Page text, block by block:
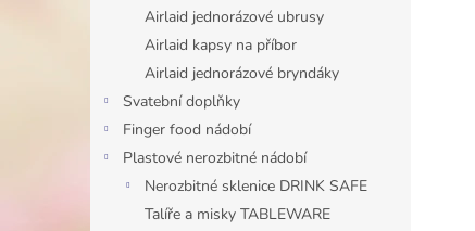
Airlaid jednorázové ubrusy
Airlaid kapsy na příbor
Airlaid jednorázové bryndáky
Svatební doplňky
Finger food nádobí
Plastové nerozbitné nádobí
Nerozbitné sklenice DRINK SAFE
Talíře a misky TABLEWARE